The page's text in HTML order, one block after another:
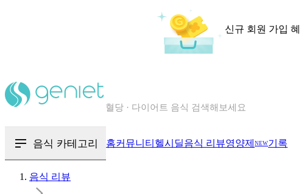
신규 회원 가입
음식 · 영양제 리뷰를 찾아보세요
음식 카테고리 홈커뮤니티 헬시딜음식 리뷰영양제 NEW기록
음식 리뷰